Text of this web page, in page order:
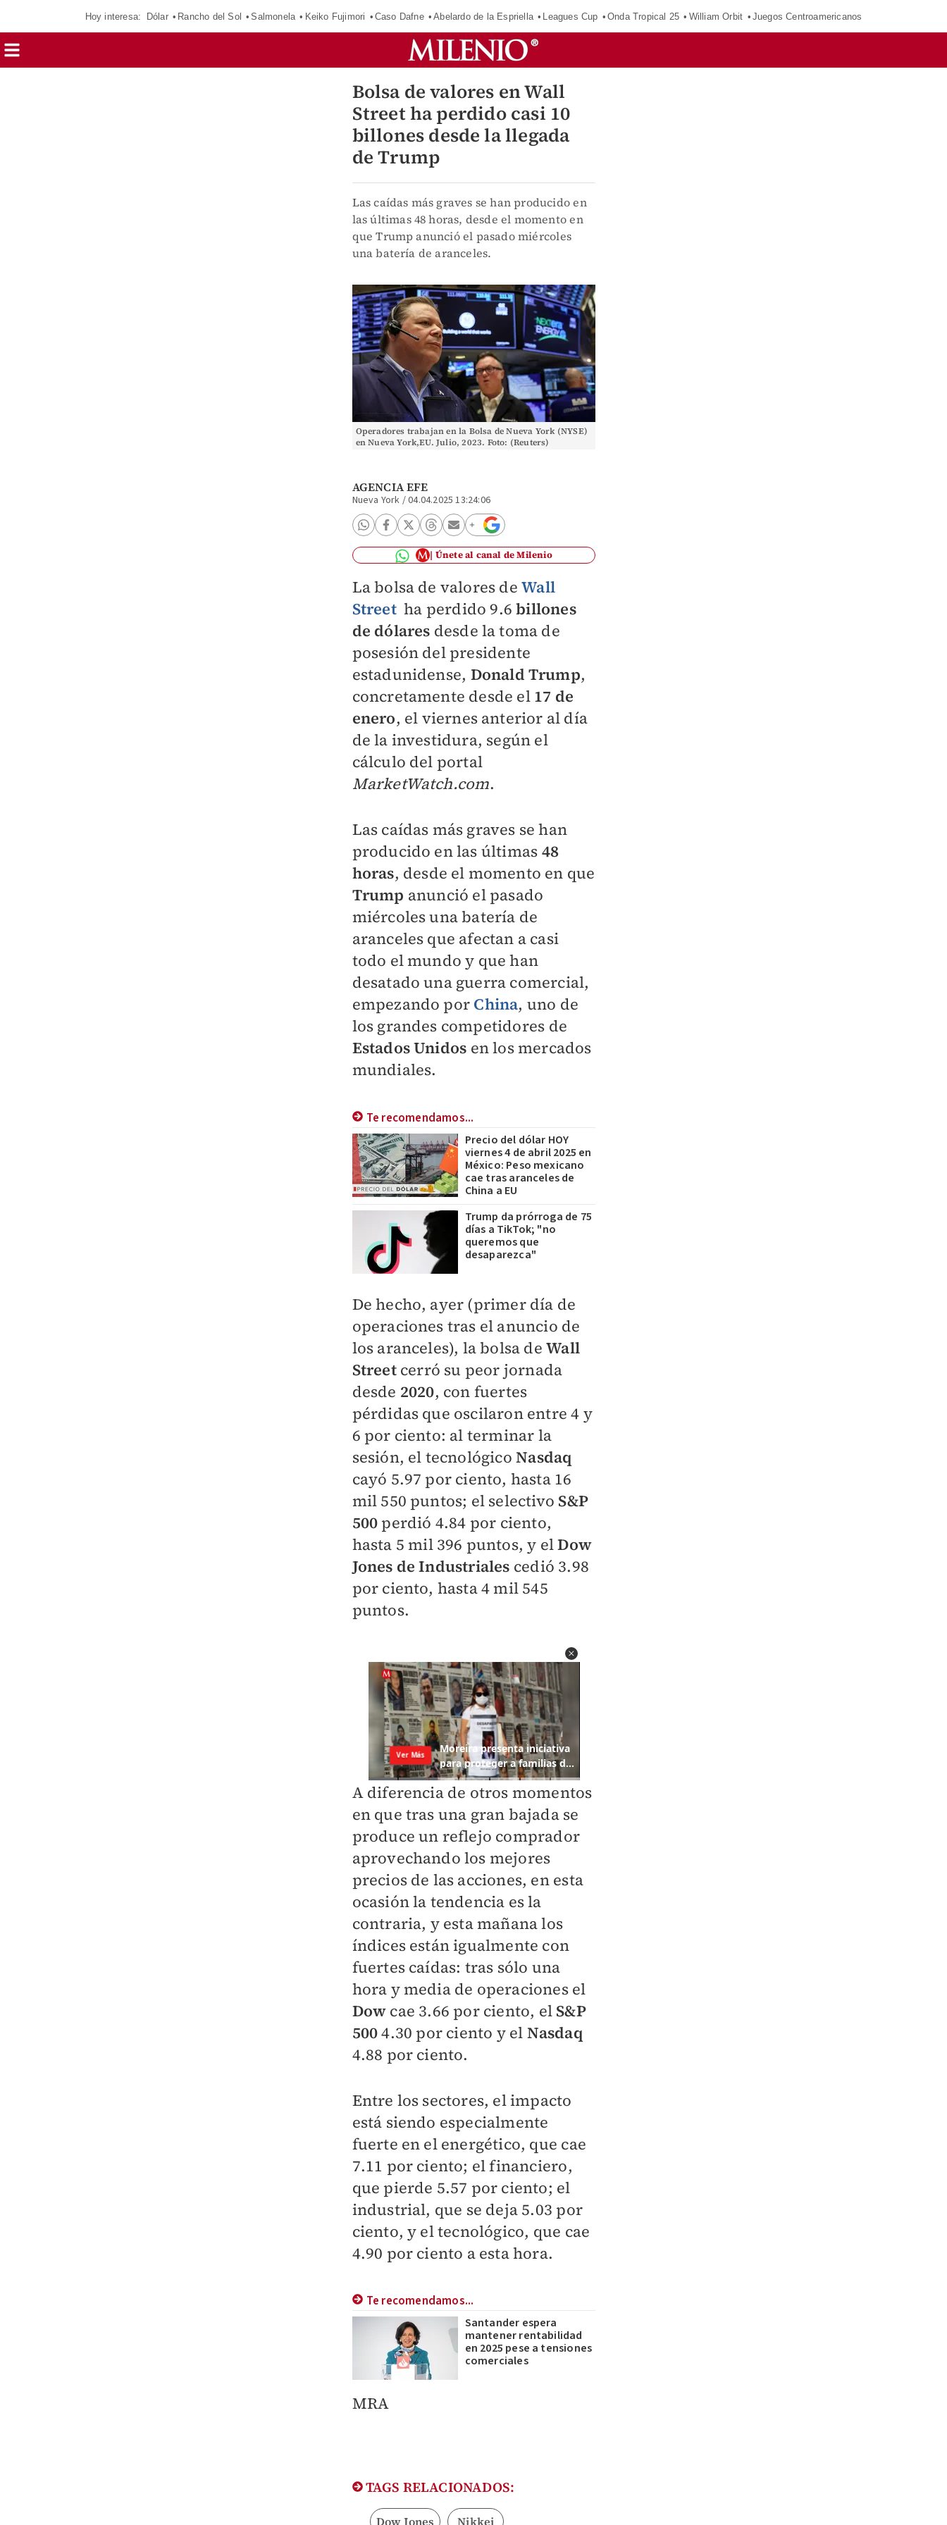
Hoy interesa: Dólar Rancho del Sol Salmonela Keiko Fujimori Caso Dafne Abelardo de la Espriella Leagues Cup Onda Tropical 25 William Orbit Juegos Centroamericanos
Bolsa de valores en Wall
Street ha perdido casi 10
billones desde la llegada
de Trump
Las caídas más graves se han producido en
las últimas 48 horas, desde el momento en
que Trump anunció el pasado miércoles
una batería de aranceles.
Operadores trabajan en la Bolsa de Nueva York (NYSE)
en Nueva York,EU. Julio, 2023. Foto: (Reuters)
AGENCIA EFE
Nueva York /04.04.2025 13:24:06
Únete al canal de Milenio
La bolsa de valores deWall
Street ha perdido 9.6billones
de dólares desde la toma de
posesión del presidente
estadunidense, Donald Trump,
concretamente desde el 17 de
enero, el viernes anterior al día
de la investidura, según el
cálculo del portal
MarketWatch.com.
Las caídas más graves se han
producido en las últimas 48
horas, desde el momento en que
Trump anunció el pasado
miércoles una batería de
aranceles que afectan a casi
todo el mundo y que han
desatado una guerra comercial,
empezando por China, uno de
los grandes competidores de
Estados Unidos en los mercados
mundiales.
Te recomendamos...
Precio del dólar HOY
viernes 4 de abril 2025 en
México: Peso mexicano
cae tras aranceles de
China a EU
Trump da prórroga de 75
días a TikTok; "no
queremos que
desaparezca"
De hecho, ayer (primer día de
operaciones tras el anuncio de
los aranceles), la bolsa deWall
Street cerró su peor jornada
desde 2020, con fuertes
pérdidas que oscilaron entre 4 y
6 por ciento: al terminar la
sesión, el tecnológicoNasdaq
cayó 5.97 por ciento, hasta 16
mil 550 puntos; el selectivo S&P
500 perdió 4.84 por ciento,
hasta 5 mil 396 puntos, y elDow
Jones de Industriales cedió 3.98
por ciento, hasta 4 mil 545
puntos.
A diferencia de otros momentos
en que tras una gran bajada se
produce un reflejo comprador
aprovechando los mejores
precios de las acciones, en esta
ocasión la tendencia es la
contraria, y esta mañana los
índices están igualmente con
fuertes caídas: tras sólo una
hora y media de operaciones el
Dow cae 3.66 por ciento, el S&P
5004.30 por ciento y el Nasdaq
4.88 por ciento.
Entre los sectores, el impacto
está siendo especialmente
fuerte en el energético, que cae
7.11 por ciento; el financiero,
que pierde 5.57 por ciento; el
industrial, que se deja 5.03 por
ciento, y el tecnológico, que cae
4.90 por ciento a esta hora.
Te recomendamos...
Santander espera
mantener rentabilidad
en 2025 pese a tensiones
comerciales
MRA
TAGS RELACIONADOS:
Dow Jones Nikkei